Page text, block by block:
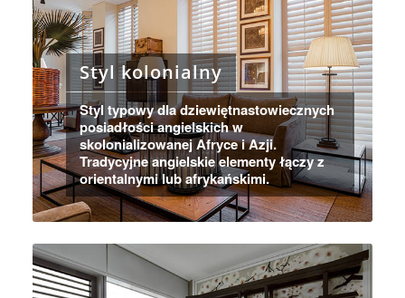
Styl kolonialny
Styl typowy dla dziewiętnastowiecznych
posiadłości angielskich w
skolonializowanej Afryce i Azji.
Tradycyjne angielskie elementy łączy z
orientalnymi lub afrykańskimi.